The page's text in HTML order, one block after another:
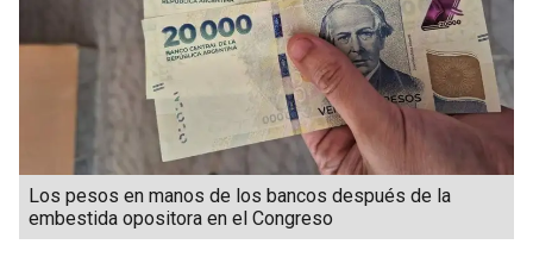
Los pesos en manos de los bancos después de la
embestida opositora en el Congreso